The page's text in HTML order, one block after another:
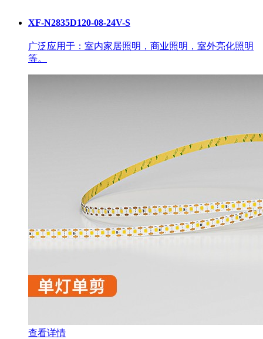
XF-N2835D120-08-24V-S
广泛应用于：室内家居照明，商业照明，室外亮化照明
等。
查看详情